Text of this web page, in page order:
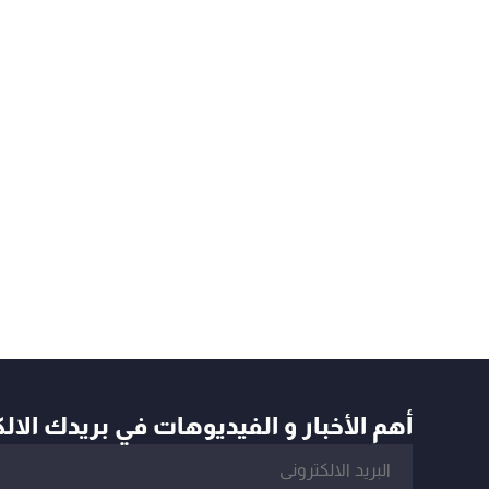
أهم الأخبار و الفيديوهات في بريدك